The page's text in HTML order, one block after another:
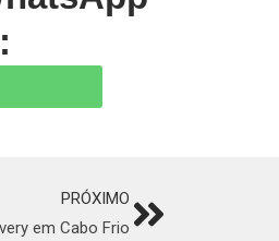
PRÓXIMO
em Cabo Frio Next